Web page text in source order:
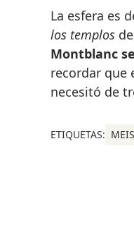
La esfera es
los templos
Montblanc
recordar que
necesitó de
ETIQUETAS: